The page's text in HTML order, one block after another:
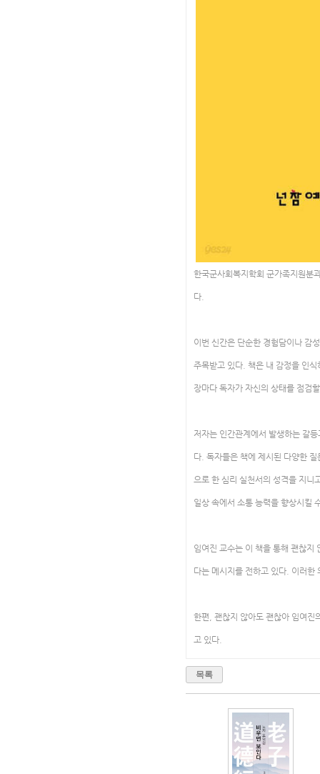
한국군사회복지학회 군가족지원분
다.
이번 신간은 단순한 경험담이나 감
주목받고 있다. 책은 내 감정을 인
장마다 독자가 자신의 상태를 점검
저자는 인간관계에서 발생하는 갈
다. 독자들은 책에 제시된 다양한
으로 한 심리 실천서의 성격을 지니
일상 속에서 소통 능력을 향상시킬
임여진 교수는 이 책을 통해 괜찮지
다는 메시지를 전하고 있다. 이러한
한편, 괜찮지 않아도 괜찮아 임여진
고 있다.
목록